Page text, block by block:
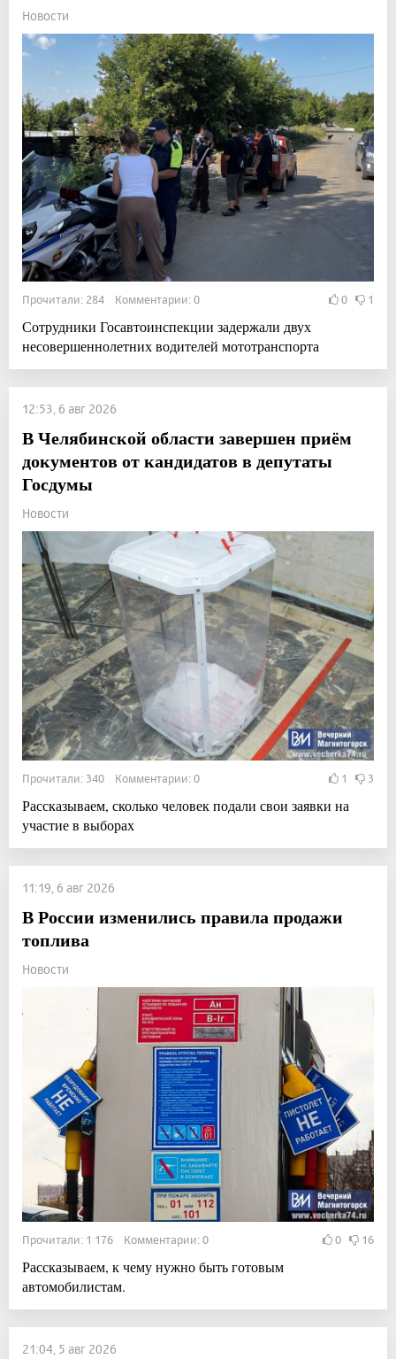
Новости
Прочитали: 284 Комментарии: 0 0 1
Сотрудники Госавтоинспекции задержали двух
несовершеннолетних водителей мототранспорта
12:53, 6 авг 2026
В Челябинской области завершен приём
документов от кандидатов в депутаты
Госдумы
Новости
Прочитали: 340 Комментарии: 0 1 3
Рассказываем, сколько человек подали свои заявки на
участие в выборах
11:19, 6 авг 2026
В России изменились правила продажи
топлива
Новости
Прочитали: 1 176 Комментарии: 0 0 16
Рассказываем, к чему нужно быть готовым
автомобилистам.
21:04, 5 авг 2026